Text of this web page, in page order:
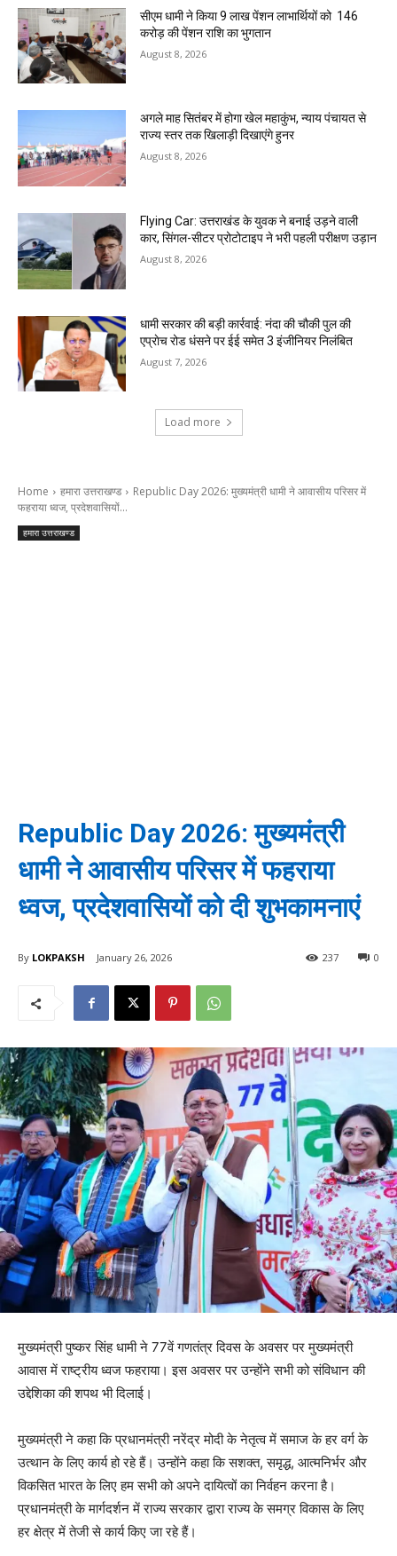
सीएम धामी ने किया 9 लाख पेंशन लाभार्थियों को ₹ 146
करोड़ की पेंशन राशि का भुगतान
August 8, 2026
अगले माह सितंबर में होगा खेल महाकुंभ, न्याय पंचायत से
राज्य स्तर तक खिलाड़ी दिखाएंगे हुनर
August 8, 2026
Flying Car: उत्तराखंड के युवक ने बनाई उड़ने वाली
कार, सिंगल-सीटर प्रोटोटाइप ने भरी पहली परीक्षण उड़ान
August 8, 2026
धामी सरकार की बड़ी कार्रवाई: नंदा की चौकी पुल की
एप्राेच रोड धंसने पर ईई समेत 3 इंजीनियर निलंबित
August 7, 2026
Load more